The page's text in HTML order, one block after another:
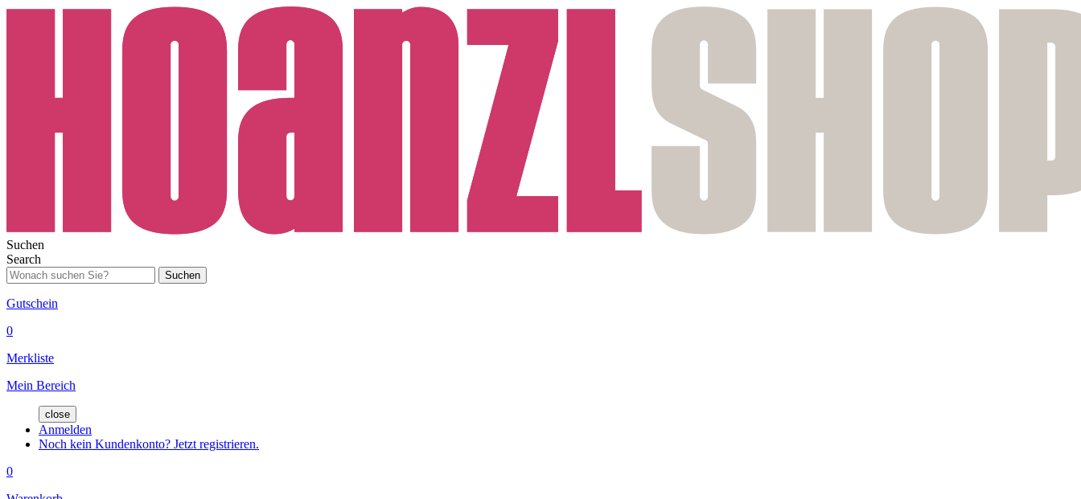
Suchen
Search
Suchen
Gutschein
0
Merkliste
Mein Bereich
close
Anmelden
Noch kein Kundenkonto? Jetzt registrieren.
0